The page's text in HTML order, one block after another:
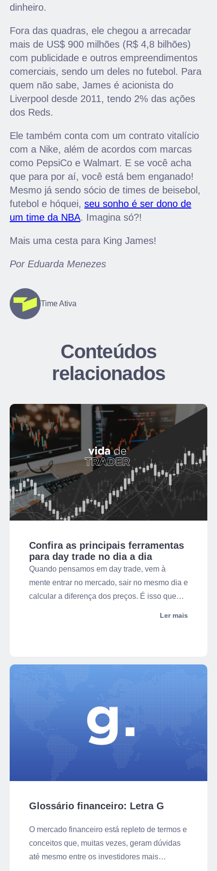
dinheiro.
Fora das quadras, ele chegou a arrecadar
mais de US$ 900 milhões (R$ 4,8 bilhões)
com publicidade e outros empreendimentos
comerciais, sendo um deles no futebol. Para
quem não sabe, James é acionista do
Liverpool desde 2011, tendo 2% das ações
dos Reds.
Ele também conta com um contrato vitalício
com a Nike, além de acordos com marcas
como PepsiCo e Walmart. E se você acha
que para por aí, você está bem enganado!
Mesmo já sendo sócio de times de beisebol,
futebol e hóquei, seu sonho é ser dono de
um time da NBA. Imagina só?!
Mais uma cesta para King James!
Por Eduarda Menezes
Time Ativa
Conteúdos
relacionados
Confira as principais ferramentas
para day trade no dia a dia
Quando pensamos em day trade, vem à
mente entrar no mercado, sair no mesmo dia e
calcular a diferença dos preços. É isso que
Ler mais
Glossário financeiro: Letra G
O mercado financeiro está repleto de termos e
conceitos que, muitas vezes, geram dúvidas
até mesmo entre os investidores mais